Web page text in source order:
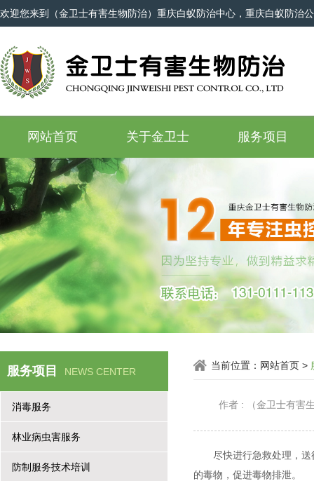
欢迎您来到（金卫士有害生物防治）重庆白蚁防治中心，重庆白蚁防治
网站首页 关于金卫士 服务项目
服务项目 NEWS CENTER
消毒服务
林业病虫害服务
防制服务技术培训
当前位置： 网站首页 >
作者 : （金卫士有害
尽快进行急救处理，
的毒物，促进毒物排泄